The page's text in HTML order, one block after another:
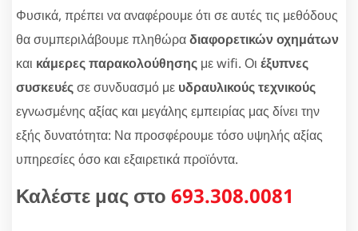
Φυσικά, πρέπει να αναφέρουμε ότι σε αυτές τις μεθόδους
θα συμπεριλάβουμε πληθώραδιαφορετικών οχημάτων
και κάμερες παρακολούθησης με wifi. Οι έξυπνες
συσκευέςσε συνδυασμό με υδραυλικούς τεχνικούς
εγνωσμένης αξίας και μεγάλης εμπειρίας μας δίνει την
εξής δυνατότητα: Να προσφέρουμε τόσο υψηλής αξίας
υπηρεσίες όσο και εξαιρετικά προϊόντα.
Καλέστε μας στο 693.308.0081